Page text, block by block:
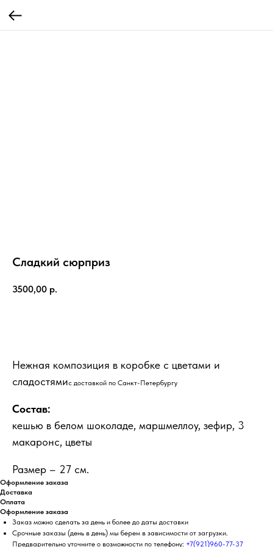
Сладкий сюрприз
3500,00 р.
Нежная композиция в коробке с цветами и
сладостямис доставкой по Санкт-Петербургу
Состав:
кешью в белом шоколаде, маршмеллоу, зефир, 3
макаронс, цветы
Размер – 27 см.
Оформление заказа
Доставка
Оплата
Оформление заказа
Заказ можно сделать за день и более до даты доставки
Срочные заказы (день в день) мы берем в зависимости от загрузки.
Предварительно уточните о возможности по телефону: +7(921)960-77-37